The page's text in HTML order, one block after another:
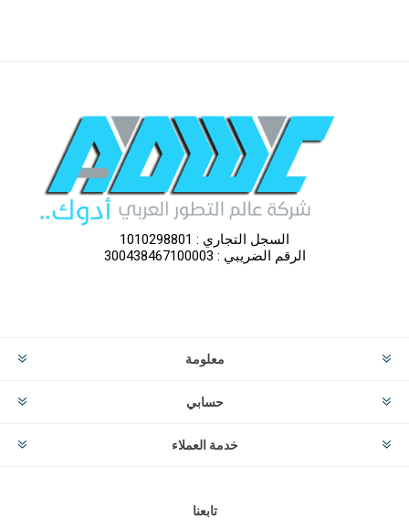
السجل التجاري : 1010298801
الرقم الضريبي : 300438467100003
معلومة
حسابي
خدمة العملاء
تابعنا